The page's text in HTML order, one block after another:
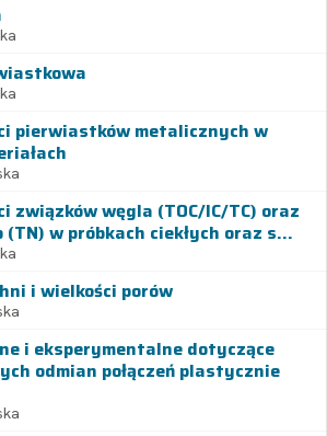
pierwiastków metalicznych w
węgla (TOC/IC/TC) oraz
w próbkach ciekłych oraz s...
i wielkości porów
i eksperymentalne dotyczące
odmian połączeń plastycznie